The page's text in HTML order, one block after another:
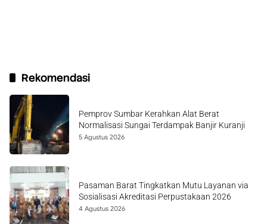
Rekomendasi
Pemprov Sumbar Kerahkan Alat Berat
Normalisasi Sungai Terdampak Banjir Kuranji
5 Agustus 2026
Pasaman Barat Tingkatkan Mutu Layanan via
Sosialisasi Akreditasi Perpustakaan 2026
4 Agustus 2026